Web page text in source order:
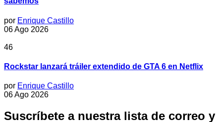
por Enrique Castillo
06 Ago 2026
46
Rockstar lanzará tráiler extendido de GTA 6 en Netflix
por Enrique Castillo
06 Ago 2026
Suscríbete a nuestra lista de correo y